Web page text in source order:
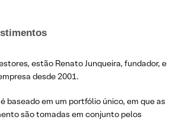
estão Renato Junqueira, fundador, e
desde 2001.
baseado em um portfólio único, em que as
são tomadas em conjunto pelos